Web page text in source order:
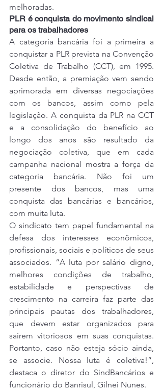
melhoradas.
PLR é conquista do movimento sindical
para os trabalhadores
A categoria bancária foi a primeira a
conquistar a PLR prevista na Convenção
Coletiva de Trabalho (CCT), em 1995.
Desde então, a premiação vem sendo
aprimorada em diversas negociações
com os bancos, assim como pela
legislação. A conquista da PLR na CCT
e a consolidação do benefício ao
longo dos anos são resultado da
negociação coletiva, que em cada
campanha nacional mostra a força da
categoria bancária. Não foi um
presente dos bancos, mas uma
conquista das bancárias e bancários,
com muita luta.
O sindicato tem papel fundamental na
defesa dos interesses econômicos,
profissionais, sociais e políticos de seus
associados. “A luta por salário digno,
melhores condições de trabalho,
estabilidade e perspectivas de
crescimento na carreira faz parte das
principais pautas dos trabalhadores,
que devem estar organizados para
saírem vitoriosos em suas conquistas.
Portanto, caso não esteja sócio ainda,
se associe. Nossa luta é coletiva!”,
destaca o diretor do SindBancários e
funcionário do Banrisul, Gilnei Nunes.